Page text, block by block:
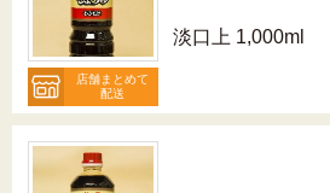
店舗まとめて
配送
淡口上 1,000ml